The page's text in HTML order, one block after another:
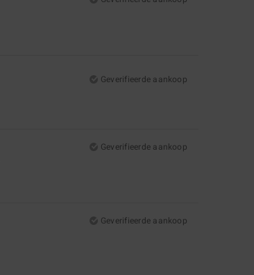
Geverifieerde aankoop
Geverifieerde aankoop
Geverifieerde aankoop